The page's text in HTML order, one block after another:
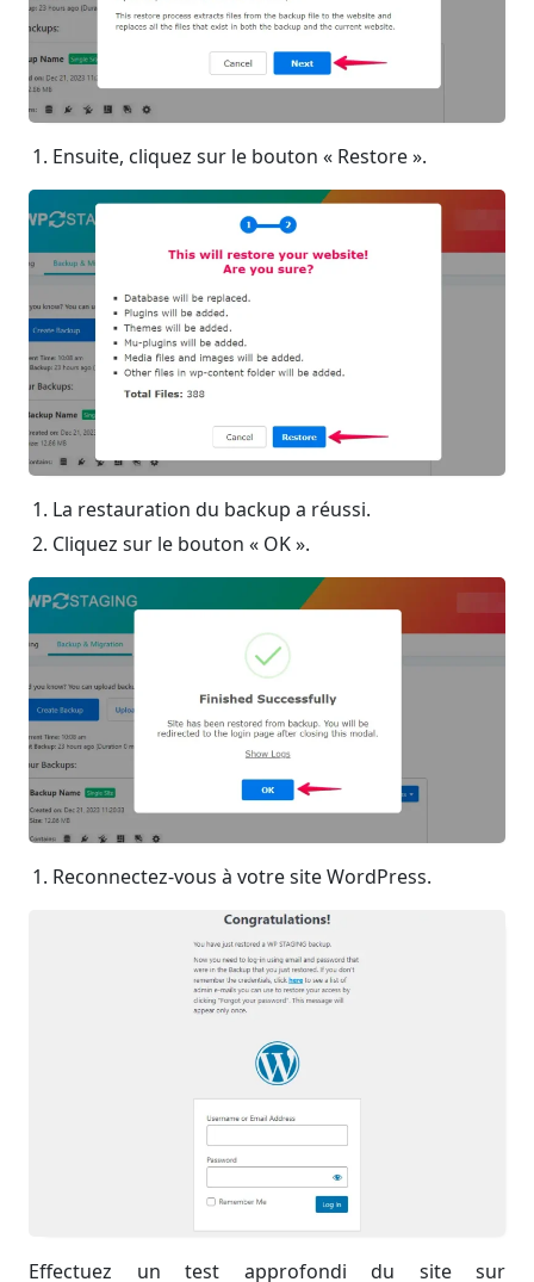
Ensuite, cliquez sur le bouton « Restore ».
La restauration du backup a réussi.
Cliquez sur le bouton « OK ».
Reconnectez-vous à votre site WordPress.
Effectuez un test approfondi du site sur